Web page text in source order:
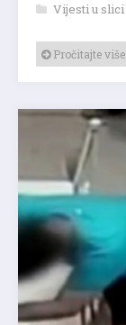
Vijesti u slici
Pročitajte više